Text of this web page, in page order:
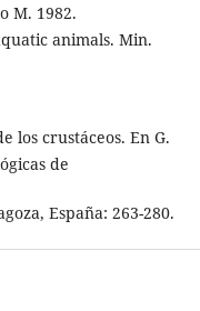
M. 1982.
animals. Min.
los crustáceos. En G.
de
España: 263-280.